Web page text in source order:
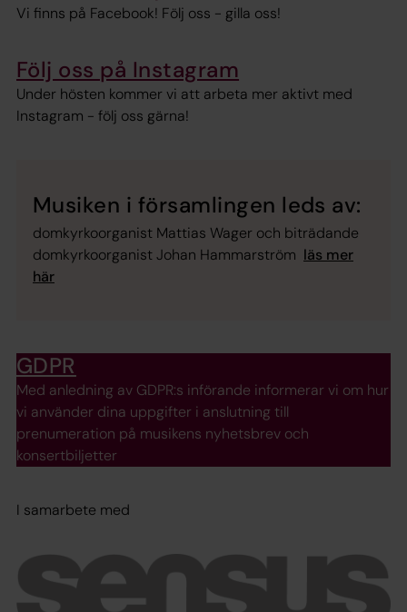
Vi finns på Facebook! Följ oss - gilla oss!
Följ oss på Instagram
Under hösten kommer vi att arbeta mer aktivt med
Instagram - följ oss gärna!
Musiken i församlingen leds av:
domkyrkoorganist Mattias Wager och biträdande
domkyrkoorganist Johan Hammarström läs mer
här
GDPR
Med anledning av GDPR:s införande informerar vi om hur
vi använder dina uppgifter i anslutning till
prenumeration på musikens nyhetsbrev och
konsertbiljetter
I samarbete med